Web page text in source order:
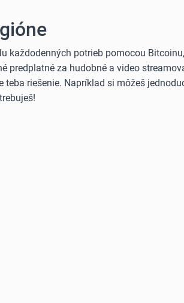
každodenných potrieb pomocou
predplatné za hudobné a video
riešenie. Napríklad si môžeš